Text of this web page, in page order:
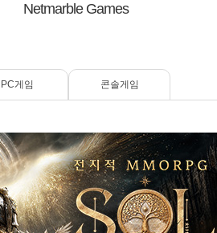
Netmarble Games
PC게임 콘솔게임